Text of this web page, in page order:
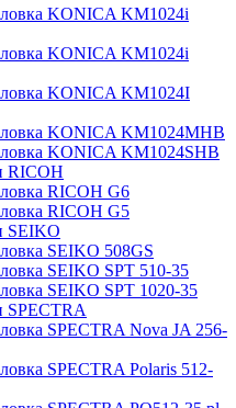
KONICA KM1024i
KONICA KM1024i
KONICA KM1024I
KONICA KM1024MHB
KONICA KM1024SHB
RICOH
RICOH G6
RICOH G5
SEIKO
SEIKO 508GS
SEIKO SPT 510-35
SEIKO SPT 1020-35
SPECTRA
SPECTRA Nova JA 256-
SPECTRA Polaris 512-